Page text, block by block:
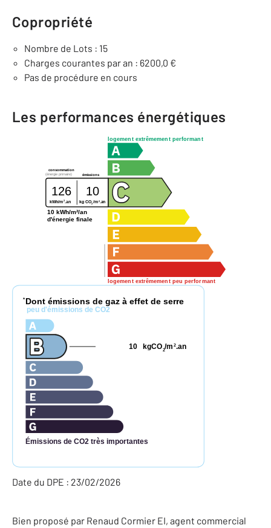
Copropriété
Nombre de Lots : 15
Charges courantes par an : 6200,0 €
Pas de procédure en cours
Les performances énergétiques
logement extrêmement performant
logement extrêmement peu performant
consommation
émissions
(énergie primaire)
126 10
kWh/m 2 .an kg CO2/m2.an
10 kWh/m²/an
d'énergie finale
* Dont émissions de gaz à effet de serre
peu d'émissions de CO2
Émissions de CO2 très importantes
kgCO2/m 2.an
10
Date du DPE : 23/02/2026
Bien proposé par Renaud Cormier EI, agent commercial